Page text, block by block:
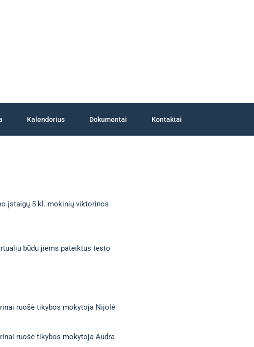
Kalendorius Dokumentai Kontaktai
įstaigų 5 kl. mokinių viktorinos
būdu jiems pateiktus testo
ruošė tikybos mokytoja Nijolė
ruošė tikybos mokytoja Audra